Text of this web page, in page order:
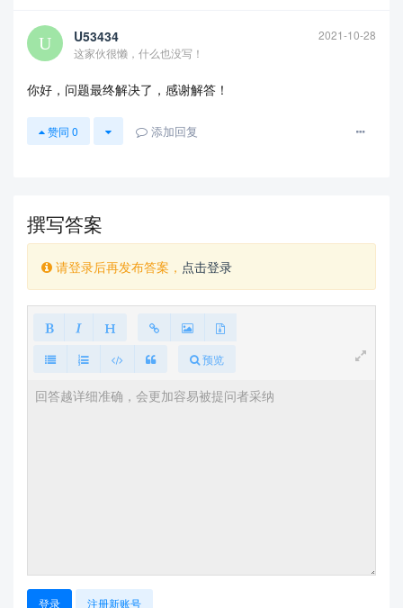
U53434
2021-10-28
这家伙很懒，什么也没写！
你好，问题最终解决了，感谢解答！
赞同 0 添加回复
撰写答案
请登录后再发布答案， 点击登录
预览
登录 注册新账号